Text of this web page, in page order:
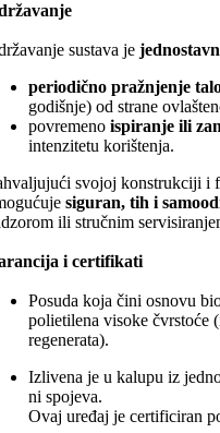
sustava je
periodično pražnjenje
godišnje) od strane
povremeno ispiranje ili
intenzitetu korištenja.
svojoj konstrukciji i
siguran, tih i
ili stručnim
i certifikati
Posuda koja čini osnovu
polietilena visoke čvrstoće
regenerata).
Izlivena je u kalupu iz
ni spojeva.
Ovaj uređaj je certificiran